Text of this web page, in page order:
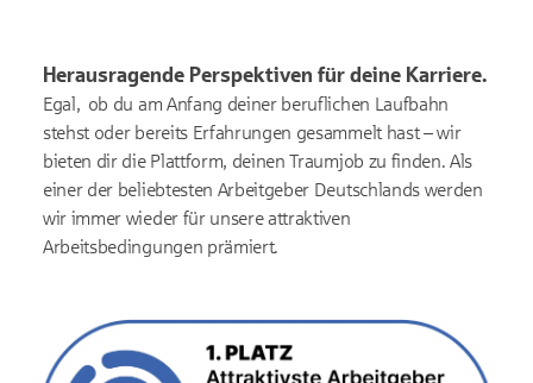
Herausragende Perspektiven für deine Karriere.
Egal, ob du am Anfang deiner beruflichen Laufbahn
stehst oder bereits Erfahrungen gesammelt hast – wir
bieten dir die Plattform, deinen Traumjob zu finden. Als
einer der beliebtesten Arbeitgeber Deutschlands werden
wir immer wieder für unsere attraktiven
Arbeitsbedingungen prämiert.